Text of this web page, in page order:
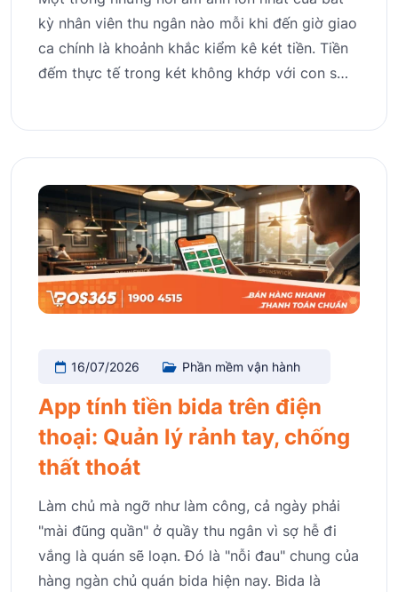
kỳ nhân viên thu ngân nào mỗi khi đến giờ giao
ca chính là khoảnh khắc kiểm kê két tiền. Tiền
đếm thực tế trong két không khớp với con s…
16/07/2026 Phần mềm vận hành
App tính tiền bida trên điện
thoại: Quản lý rảnh tay, chống
thất thoát
Làm chủ mà ngỡ như làm công, cả ngày phải
"mài đũng quần" ở quầy thu ngân vì sợ hễ đi
vắng là quán sẽ loạn. Đó là "nỗi đau" chung của
hàng ngàn chủ quán bida hiện nay. Bida là